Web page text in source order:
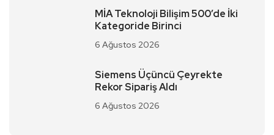
MİA Teknoloji Bilişim 500’de İki
Kategoride Birinci
6 Ağustos 2026
Siemens Üçüncü Çeyrekte
Rekor Sipariş Aldı
6 Ağustos 2026